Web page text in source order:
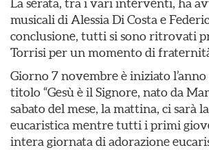
La serata, tra i vari interventi, ha
musicali di Alessia Di Costa e
conclusione, tutti si sono ritrovati
Torrisi per un momento di
Giorno 7 novembre è iniziato
titolo “Gesù è il Signore, nato da
sabato del mese, la mattina, ci sarà
eucaristica mentre tutti i primi
intera giornata di adorazione